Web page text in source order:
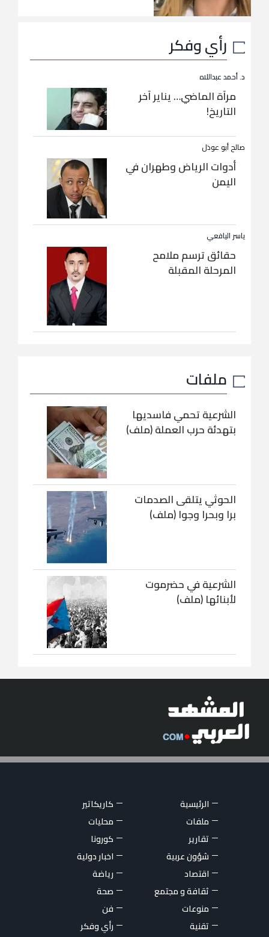
رأي وفكر
د. أحمد عبداللاه
مرآة الماضي… يناير آخر
التاريخ!
صالح أبو عوذل
أدوات الرياض وطهران في
اليمن
ياسر اليافعي
حقائق ترسم ملامح
المرحلة المقبلة
ملفات
الشرعية تحمي فاسديها
بتهدئة حرب العملة (ملف)
الحوثي يتلقى الصدمات
برا وبحرا وجوا (ملف)
الشرعية في حضرموت
لأبنائها (ملف)
الرئيسية
كاريكاتير
ملفات
محليات
تقارير
كورونا
شؤون عربية
اخبار دولية
اقتصاد
رياضة
ثقافة و مجتمع
صحة
منوعات
فن
تقنية
رأي وفكر